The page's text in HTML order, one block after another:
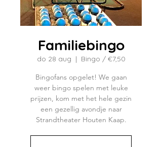
Familiebingo
do 28 aug
  |
Bingo / €7,50
Bingofans opgelet! We gaan
weer bingo spelen met leuke
prijzen, kom met het hele gezin
een gezellig avondje naar
Strandtheater Houten Kaap.